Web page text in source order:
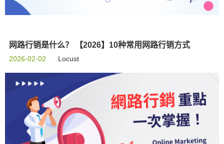
网路行销是什么？ 【2026】10种常用网路行销方式
2026-02-02 Locust